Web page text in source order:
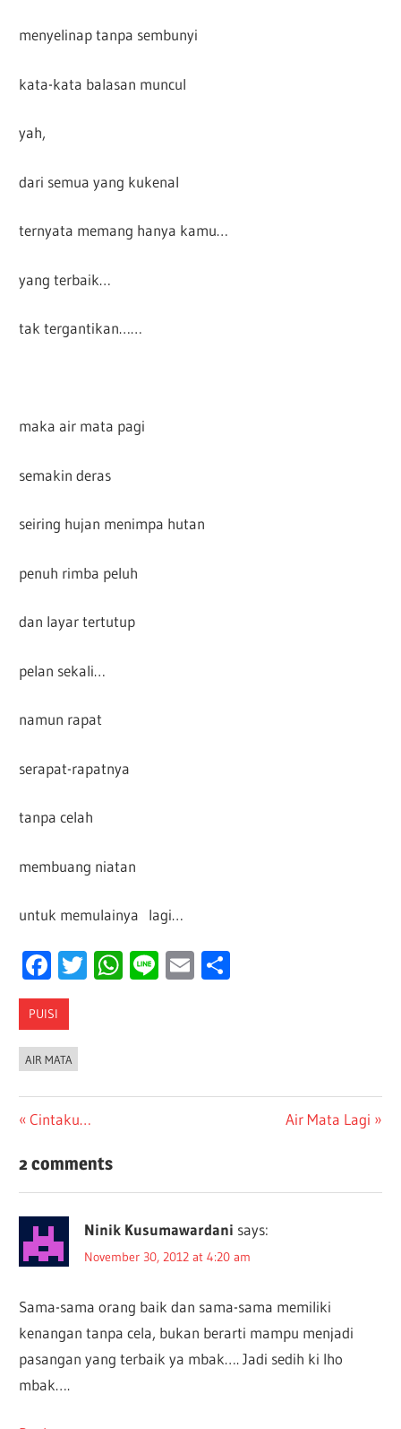
menyelinap tanpa sembunyi
kata-kata balasan muncul
yah,
dari semua yang kukenal
ternyata memang hanya kamu…
yang terbaik…
tak tergantikan……
maka air mata pagi
semakin deras
seiring hujan menimpa hutan
penuh rimba peluh
dan layar tertutup
pelan sekali…
namun rapat
serapat-rapatnya
tanpa celah
membuang niatan
untuk memulainya lagi…
Facebook
Twitter
WhatsApp
LineEmail
PUISI
AIR MATA
Post
navigation
Previous
Cintaku…
Next
Air Mata Lagi
2 comments
Ninik Kusumawardani says:
November 30, 2012 at 4:20 am
Sama-sama orang baik dan sama-sama memiliki
kenangan tanpa cela, bukan berarti mampu menjadi
pasangan yang terbaik ya mbak…. Jadi sedih ki lho
mbak….